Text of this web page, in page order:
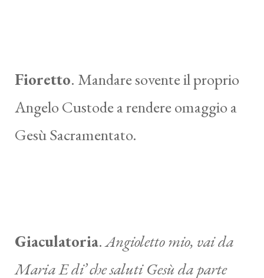
Fioretto. Mandare sovente il proprio
Angelo Custode a rendere omaggio a
Gesù Sacramentato.
Giaculatoria.Angioletto mio, vai da
Maria E di’ che saluti Gesù da parte